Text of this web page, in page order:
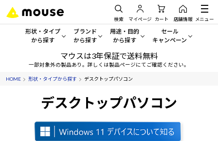
検索 マイページ カート 店舗情報 メニュー
形状・タイプ
から探す
形状・タイプから探す をすべてみる
デスクトップPC
ノートPC
タブレット
ブランド
から探す
mouse
G TUNE
NEXTGEAR
DAIV
用途・目的
から探す
一般向けパソコン
ゲーミングPC・ゲーム向けパソコン
クリエイティブ向け
ビジネス向けパソコン
セール
キャンペーン
セール・キャンペー
すべて新品の旧モデル製品
マウスは3年保証で送料無料
一部対象外の製品あり。詳しくは製品ページにてご確認ください。
HOME 形状・タイプから探す デスクトップパソコン
デスクトップパソコン